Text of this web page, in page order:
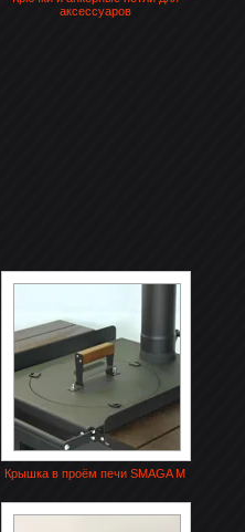
аксессуаров
Крышка в проём печи SMAGA M